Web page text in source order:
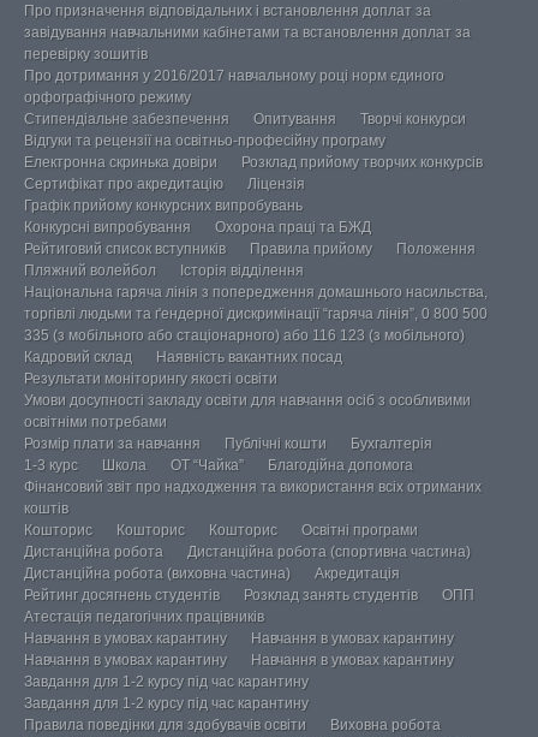
Про призначення відповідальних і встановлення доплат за
завідування навчальними кабінетами та встановлення доплат за
перевірку зошитів
Про дотримання у 2016/2017 навчальному році норм єдиного
орфографічного режиму
Стипендіальне забезпечення
Опитування
Творчі конкурси
Відгуки та рецензії на освітньо-професійну програму
Електронна скринька довіри
Розклад прийому творчих конкурсів
Сертифікат про акредитацію
Ліцензія
Графік прийому конкурсних випробувань
Конкурсні випробування
Охорона праці та БЖД
Рейтиговий список вступників
Правила прийому
Положення
Пляжний волейбол
Історія відділення
Національна гаряча лінія з попередження домашнього насильства,
торгівлі людьми та ґендерної дискримінації “гаряча лінія”, 0 800 500
335 (з мобільного або стаціонарного) або 116 123 (з мобільного)
Кадровий склад
Наявність вакантних посад
Результати моніторингу якості освіти
Умови досупності закладу освіти для навчання осіб з особливими
освітніми потребами
Розмір плати за навчання
Публічні кошти
Бухгалтерія
1-3 курс
Школа ОТ “Чайка”
Благодійна допомога
Фінансовий звіт про надходження та використання всіх отриманих
коштів
Кошторис
Кошторис Кошторис
Освітні програми
Дистанційна робота
Дистанційна робота (спортивна частина)
Дистанційна робота (виховна частина)
Акредитація
Рейтинг досягнень студентів
Розклад занять студентів
ОПП
Атестація педагогічних працівників
Навчання в умовах карантину
Навчання в умовах карантину
Навчання в умовах карантину
Навчання в умовах карантину
Завдання для 1-2 курсу під час карантину
Завдання для 1-2 курсу під час карантину
Правила поведінки для здобувачів освіти
Виховна робота